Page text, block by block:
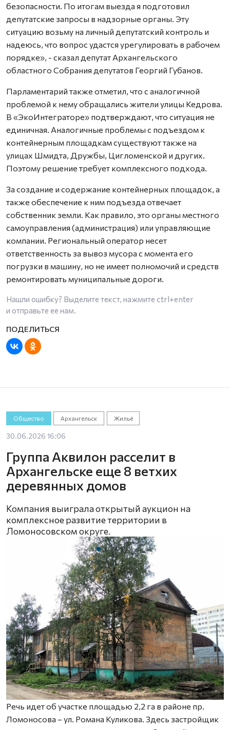
безопасности. По итогам выезда я подготовил
депутатские запросы в надзорные органы. Эту
ситуацию возьму на личный депутатский контроль и
надеюсь, что вопрос удастся урегулировать в рабочем
порядке», - сказал депутат Архангельского
областного Собрания депутатов Георгий Губанов.
Парламентарий также отметил, что с аналогичной
проблемой к нему обращались жители улицы Кедрова.
В «ЭкоИнтеграторе» подтверждают, что ситуация не
единичная. Аналогичные проблемы с подъездом к
контейнерным площадкам существуют также на
улицах Шмидта, Дружбы, Цигломенской и других.
Поэтому решение требует комплексного подхода.
За создание и содержание контейнерных площадок, а
также обеспечение к ним подъезда отвечает
собственник земли. Как правило, это органы местного
самоуправления (администрация) или управляющие
компании. Региональный оператор несет
ответственность за вывоз мусора с момента его
погрузки в машину, но не имеет полномочий и средств
ремонтировать муниципальные дороги.
Нашли ошибку? Выделите текст, нажмите ctrl+enter
и отправьте ее нам.
Общество Архангельск Жильё
30.06.2026 16:06
Группа Аквилон расселит в
Архангельске еще 8 ветхих
деревянных домов
Компания выиграла открытый аукцион на
комплексное развитие территории в
Ломоносовском округе.
Речь идет об участке площадью 2,2 га в районе пр.
Ломоносова – ул. Романа Куликова. Здесь застройщик